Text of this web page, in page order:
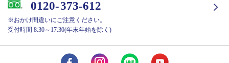
0120-373-612
※おかけ間違いにご注意ください。
受付時間 8:30～17:30(年末年始を除く)